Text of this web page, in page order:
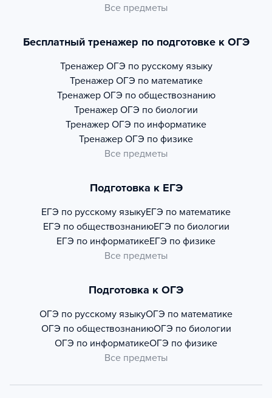
Все предметы
Бесплатный тренажер по подготовке к ОГЭ
Тренажер ОГЭ по русскому языку
Тренажер ОГЭ по математике
Тренажер ОГЭ по обществознанию
Тренажер ОГЭ по биологии
Тренажер ОГЭ по информатике
Тренажер ОГЭ по физике
Все предметы
Подготовка к ЕГЭ
ЕГЭ по русскому языкуЕГЭ по математике
ЕГЭ по обществознаниюЕГЭ по биологии
ЕГЭ по информатикеЕГЭ по физике
Все предметы
Подготовка к ОГЭ
ОГЭ по русскому языкуОГЭ по математике
ОГЭ по обществознаниюОГЭ по биологии
ОГЭ по информатикеОГЭ по физике
Все предметы